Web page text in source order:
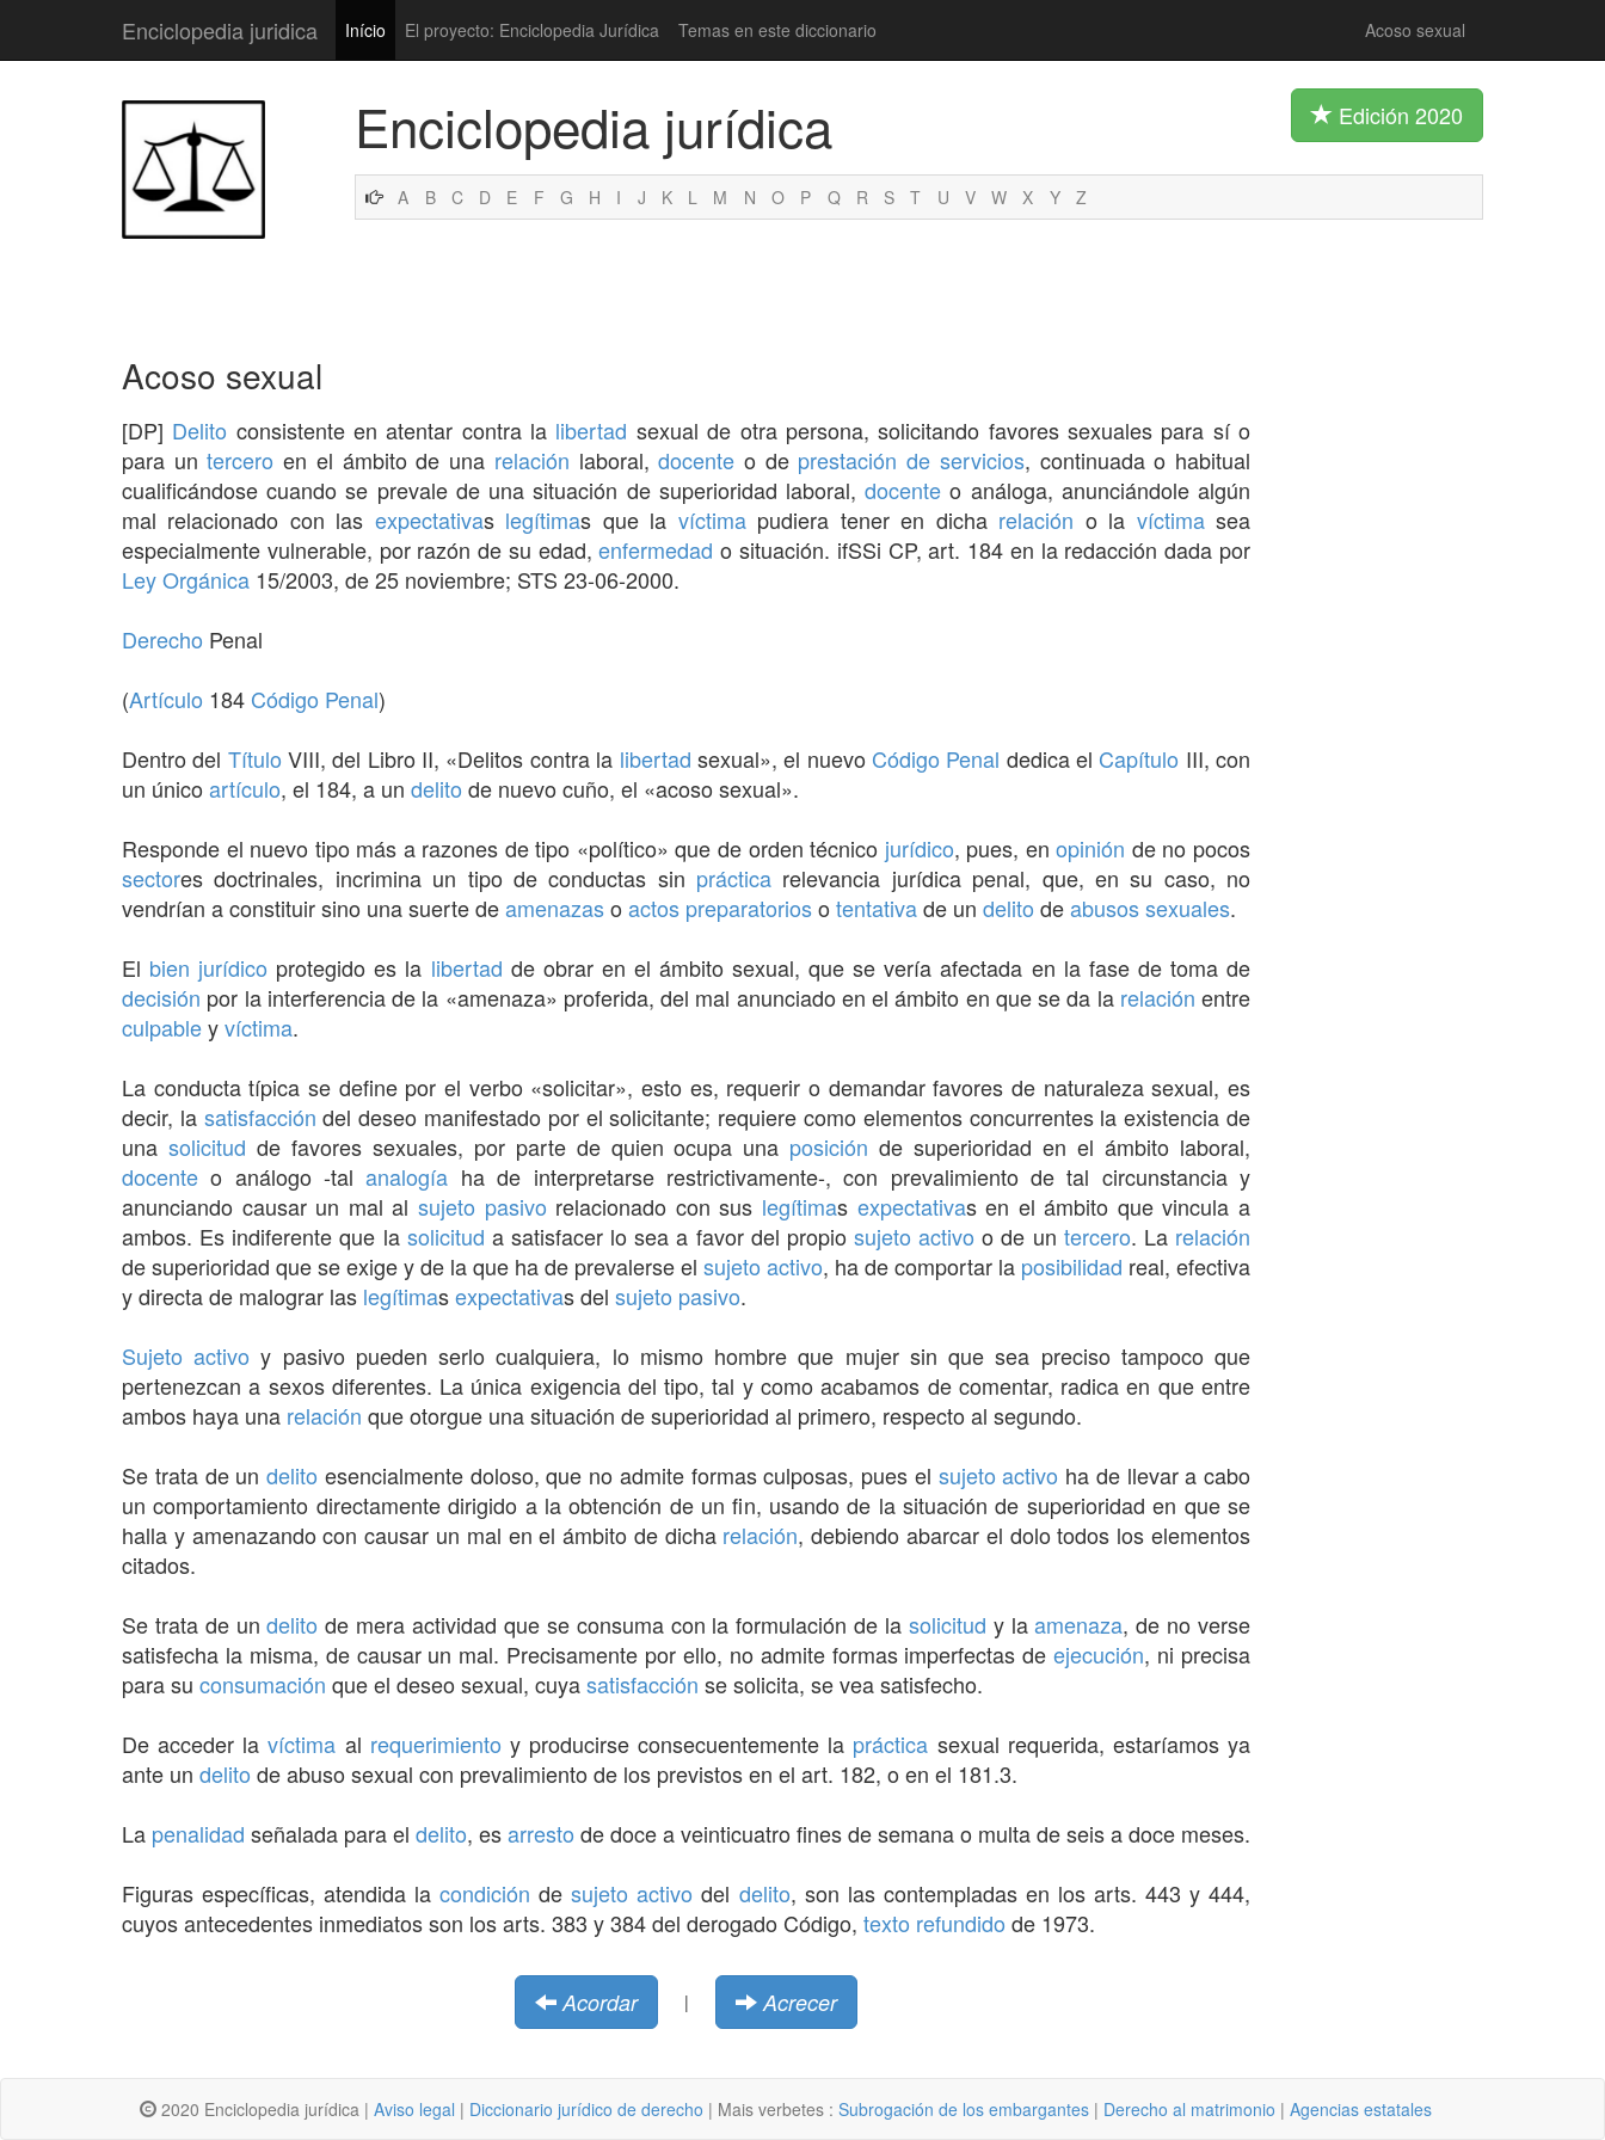
Enciclopedia juridica Início El proyecto: Enciclopedia Jurídica Temas en este diccionario Acoso sexual
Enciclopedia jurídica Edición 2020
A B C D E F G H I J K L M N O P Q R S T U V W X Y Z
Acoso sexual
[DP] Delito consistente en atentar contra la libertad sexual de otra persona, solicitando favores sexuales para sí o
para untercero en el ámbito de una relación laboral,docente o de prestación de servicios, continuada o habitual
cualificándose cuando se prevale de una situación de superioridad laboral,docente o análoga, anunciándole algún
mal relacionado con las expectativas legítimas que la víctimapudiera tener en dicha relación o la víctimasea
especialmente vulnerable, por razón de su edad,enfermedad o situación. ifSSi CP, art. 184 en la redacción dada por
Ley Orgánica 15/2003, de 25 noviembre; STS 23-06-2000.
Derecho Penal
(Artículo 184 Código Penal)
Dentro del Título VIII, del Libro II, «Delitos contra la libertad sexual», el nuevo Código Penal dedica el Capítulo III, con
un único artículo, el 184, a un delito de nuevo cuño, el «acoso sexual».
Responde el nuevo tipo más a razones de tipo «político» que de orden técnico jurídico, pues, enopinión de no pocos
sectores doctrinales, incrimina un tipo de conductas sin práctica relevancia jurídica penal, que, en su caso, no
vendrían a constituir sino una suerte deamenazaso actos preparatorioso tentativade un delito deabusos sexuales.
El bien jurídico protegido es la libertad de obrar en el ámbito sexual, que se vería afectada en la fase de toma de
decisión por la interferencia de la «amenaza» proferida, del mal anunciado en el ámbito en que se da la relación entre
culpableyvíctima.
La conducta típica se define por el verbo «solicitar», esto es, requerir o demandar favores de naturaleza sexual, es
decir, la satisfacción del deseo manifestado por el solicitante; requiere como elementos concurrentes la existencia de
una solicitud de favores sexuales, por parte de quien ocupa una posición de superioridad en el ámbito laboral,
docente o análogo -talanalogía ha de interpretarse restrictivamente-, con prevalimiento de tal circunstancia y
anunciando causar un mal al sujeto pasivo relacionado con sus legítimas expectativas en el ámbito que vincula a
ambos. Es indiferente que la solicitud a satisfacer lo sea a favor del propiosujeto activo o de un tercero. La relación
de superioridad que se exige y de la que ha de prevalerse el sujeto activo, ha de comportar la posibilidad real, efectiva
y directa de malograr las legítimasexpectativas del sujeto pasivo.
Sujeto activo y pasivo pueden serlo cualquiera, lo mismo hombre que mujer sin que sea preciso tampoco que
pertenezcan a sexos diferentes. La única exigencia del tipo, tal y como acabamos de comentar, radica en que entre
ambos haya una relación que otorgue una situación de superioridad al primero, respecto al segundo.
Se trata de un delito esencialmente doloso, que no admite formas culposas, pues el sujeto activo ha de llevar a cabo
un comportamiento directamente dirigido a la obtención de un fin, usando de la situación de superioridad en que se
halla y amenazando con causar un mal en el ámbito de dicha relación, debiendo abarcar el dolo todos los elementos
citados.
Se trata de undelito de mera actividad que se consuma con la formulación de la solicitud y laamenaza, de no verse
satisfecha la misma, de causar un mal. Precisamente por ello, no admite formas imperfectas deejecución, ni precisa
para su consumación que el deseo sexual, cuyasatisfacción se solicita, se vea satisfecho.
De acceder lavíctima al requerimiento y producirse consecuentemente la práctica sexual requerida, estaríamos ya
ante un delito de abuso sexual con prevalimiento de los previstos en el art. 182, o en el 181.3.
La penalidad señalada para el delito, esarresto de doce a veinticuatro fines de semana o multa de seis a doce meses.
Figuras específicas, atendida lacondición desujeto activo del delito, son las contempladas en los arts. 443 y 444,
cuyos antecedentes inmediatos son los arts. 383 y 384 del derogado Código, texto refundido de 1973.
Acordar | Acrecer
2020 Enciclopedia jurídica | Aviso legal | Diccionario jurídico de derecho | Mais verbetes : Subrogación de los embargantes | Derecho al matrimonio | Agencias estatales